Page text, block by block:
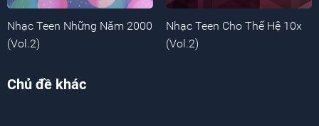
Nhạc Teen Những Năm 2000
(Vol.2)
Nhạc Teen Cho Thế Hệ 10x
(Vol.2)
Chủ đề khác